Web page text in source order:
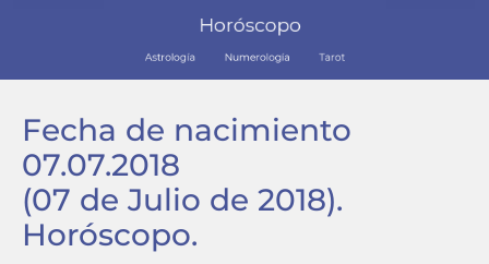
Fecha de nacimiento
07.07.2018
(07 de Julio de 2018).
Horóscopo.